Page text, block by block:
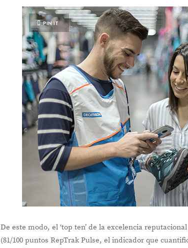
PIN IT
De este modo, el ‘top ten’ de la excelencia
(81/100 puntos RepTrak Pulse, el indicador que